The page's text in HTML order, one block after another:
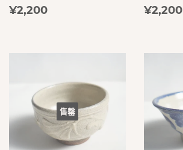
定
¥2,200 定
¥2,200
售罄